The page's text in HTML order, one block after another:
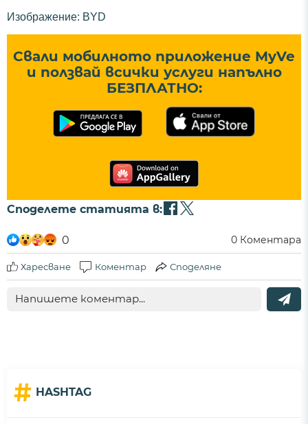
Изображение: BYD
Свали мобилното приложение MyVe
и ползвай всички услуги напълно
БЕЗПЛАТНО:
Споделете статията в:
0 0 Коментара
Харесване Коментар Споделяне
# HASHTAG